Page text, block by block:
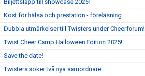
Biljettsläpp till showcase 2025!
Kost för hälsa och prestation - föreläsning
Dubbla utmärkelser till Twisters under Cheerforum!
Twist Cheer Camp Halloween Edition 2025!
Save the date!
Twisters söker två nya samordnare